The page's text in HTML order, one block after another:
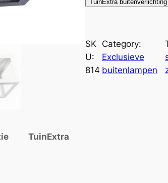
TuinExtra buitenverlichting
SK
U:
814
Category:
Exclusieve
buitenlampen
TuinExtra